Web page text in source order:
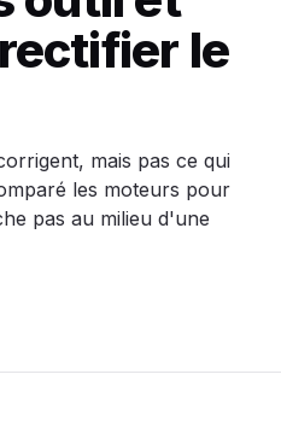
le
mais pas ce qui
les moteurs pour
pas au milieu d'une